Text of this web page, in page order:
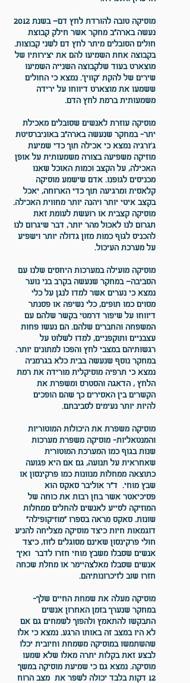
מוסיקה טובה להורדת לחץ דם
– בשנת 2012
נעשה בארה"ב מחקר אשר חילק קבוצת
חולים הסובלים מיתר לחץ דם לשני קבוצות.
בקבוצה אחת השמיעו להם את יצירותיו של
מוצארט בעוד שלקבוצה השנייה השמיעו
שירים של להקת 'קווין'. נמצא כי החולים
ששמעו את מוצארט דיווחו על ירידה
משמעותית ברמת לחץ הדם.
מוסיקה עוזרת לאנשים שסובלים מאכילת
יתר- במחקר שנעשה בארה"ב באוניברסיטת
ג'ורגיה נמצא כי אכילה תוך כדי שמיעת
מוזיקה משפיעה בצורה משמעותית על אופן
האכילה, על הקצב וכמות האוכל שאנו
מכניסים לגופנו. אדם שישמע מוסיקה
קלאסית ומרגיעה תוך כדי הארוחה, יאכל
בקצב איטי יותר ויהנה יותר מחווית האכילה.
מוסיקה קצבית או רועשת לעומת זאת
תגרום לנו לאכול מהר יותר, דבר שיגרום לנו
להכניס לגוף כמות מזון גדולה יותר וישפיע
על מערכת העיכול.
מוסיקה מועילה במערכות היחסים שלנו עם
הסביבה– במחקר שנעשה בקרב בני נוער
נמצא כי נערים אשר למדו לנגן על כלי
מסוים כמו תופים, כלי נשיפה או פסנתר
דיווחו על שיפור דרמטי בקשר שלהם עם
המשפחה והחברים שלהם. הם נעשו פחות
עצבניים ותוקפניים, למדו לשלוט על
רגשותיהם במצבי לחץ והפכו למתונים יותר.
במחקר נוסף שנעשה בבית כלא בגרמניה
נמצא כי תרפיה מוסיקלית מורידה את רמת
הלחץ , הדאגה והסטרס ומשפרת את
הקשרים בין האסירים כך שהם הופכים
להיות יותר נעימים לסביבתם.
מוסיקה משפרת את היכולות המוטוריות
והמנטאליות- מוסיקה משפרת מערכות
שנות בגוף כמו המערכת המוטורית
שאחראית על תנועה, גם אם היא פגועה
כתוצאה ממחלות מנוונות כמו פרקינסון או
שבץ מוחי. ד"ר אוליבר סאקס הוא
פסיכיאטר אשר בחן רבות את כוחה של
המוזיקה לסייע לאנשים להחלים ממחלות
שונות. סאקס מראה בספרו "מוזיקופילה"
דוגמאות חיות כיצד מוסיקה מצליחה להניע
חולי פרקינסון שאינם מסוגלים לזוז, כיצד
אנשים שסבלו משבץ מוחי חזרו לדבר ואיך
אנשים שסבלו מאלצהיימר או מחלת שכחה
חזרו שוב לזיכרונותיהם.
מוסיקה מעלה את שמחת החיים שלך-
במחקר שנערך בזמן האחרון אנשים
התבקשו להתאמץ ולהפוך לשמחים גם אם
לא היו במצב זה באותו הרגע. נמצא כי אלו
שהשתמשו במוסיקה משמחת וחיובית יכלו
לבצע זאת בקלות יתרה מאלו שלא שמעו
מוסיקה. נמצא גם כי שמיעת מוסיקה במשך
12 דקות בלבד יכולה לשפר את מצב הרוח